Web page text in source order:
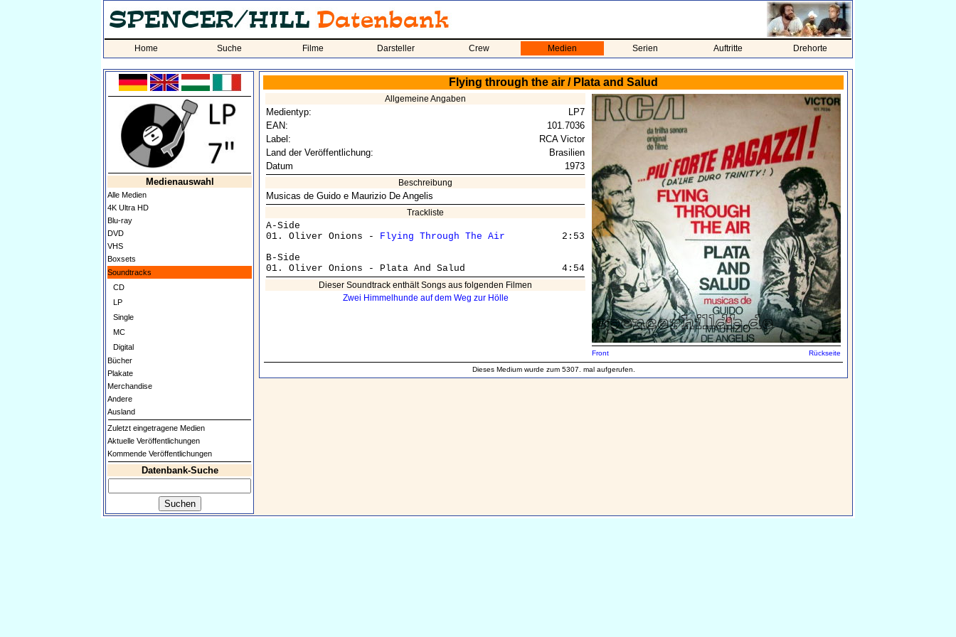
Home Suche Filme Darsteller Crew Medien Serien Auftritte Drehorte
Medienauswahl
Alle Medien
4K Ultra HD
Blu-ray
DVD
VHS
Boxsets
Soundtracks
CD
LP
Single
MC
Digital
Bücher
Plakate
Merchandise
Andere
Ausland
Zuletzt eingetragene Medien
Aktuelle Veröffentlichungen
Kommende Veröffentlichungen
Datenbank-Suche
Flying through the air / Plata and Salud
Allgemeine Angaben
Medientyp:
LP7
EAN:
101.7036
Label:
RCA Victor
Land der Veröffentlichung:
Brasilien
Datum
1973
Beschreibung
Musicas de Guido e Maurizio De Angelis
Trackliste
A-Side
01. Oliver Onions - Flying Through The Air
          2:53
B-Side
Dieser Soundtrack enthält Songs aus folgenden Filmen
Zwei Himmelhunde auf dem Weg zur Hölle
Front Rückseite
Dieses Medium wurde zum 5307. mal aufgerufen.